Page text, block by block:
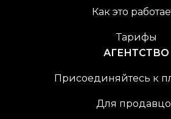
Как это
Тарифы
АГЕНТСТВО
Присоединяйтесь к
Для